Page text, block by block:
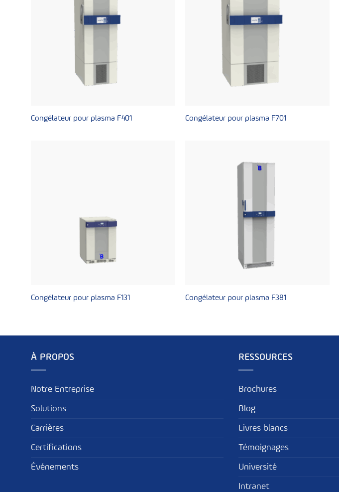
Congélateur pour plasma F401 Congélateur pour plasma F701
Congélateur pour plasma F131 Congélateur pour plasma F381
À PROPOS
Notre Entreprise
Solutions
Carrières
Certifications
Événements
RESSOURCES
Brochures
Blog
Livres blancs
Témoignages
Université
Intranet